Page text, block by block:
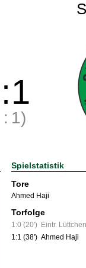
:1
: 1)
Spielstatistik
Tore
Ahmed Haji
Torfolge
1:0 (20') Eintr.
1:1 (38') Ahmed Haji